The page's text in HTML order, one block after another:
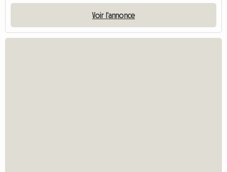
Voir l'annonce